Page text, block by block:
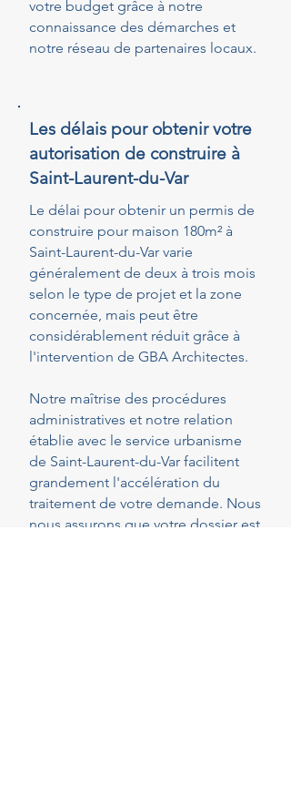
votre budget grâce à notre
connaissance des démarches et
notre réseau de partenaires locaux.
Les délais pour obtenir votre
autorisation de construire à
Saint-Laurent-du-Var
Le délai pour obtenir un permis de
construire pour maison 180m² à
Saint-Laurent-du-Var varie
généralement de deux à trois mois
selon le type de projet et la zone
concernée, mais peut être
considérablement réduit grâce à
l'intervention de GBA Architectes.
Notre maîtrise des procédures
administratives et notre relation
établie avec le service urbanisme
de Saint-Laurent-du-Var facilitent
grandement l'accélération du
traitement de votre demande. Nous
nous assurons que votre dossier est